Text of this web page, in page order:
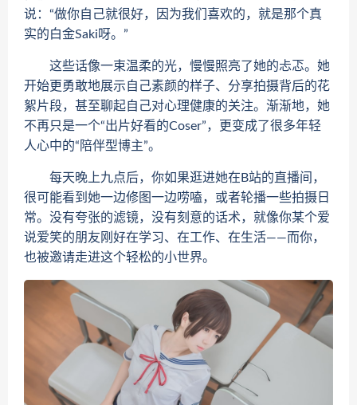
说：“做你自己就很好，因为我们喜欢的，就是那个真
实的白金Saki呀。”
这些话像一束温柔的光，慢慢照亮了她的忐忑。她
开始更勇敢地展示自己素颜的样子、分享拍摄背后的花
絮片段，甚至聊起自己对心理健康的关注。渐渐地，她
不再只是一个“出片好看的Coser”，更变成了很多年轻
人心中的“陪伴型博主”。
每天晚上九点后，你如果逛进她在B站的直播间，
很可能看到她一边修图一边唠嗑，或者轮播一些拍摄日
常。没有夸张的滤镜，没有刻意的话术，就像你某个爱
说爱笑的朋友刚好在学习、在工作、在生活——而你，
也被邀请走进这个轻松的小世界。